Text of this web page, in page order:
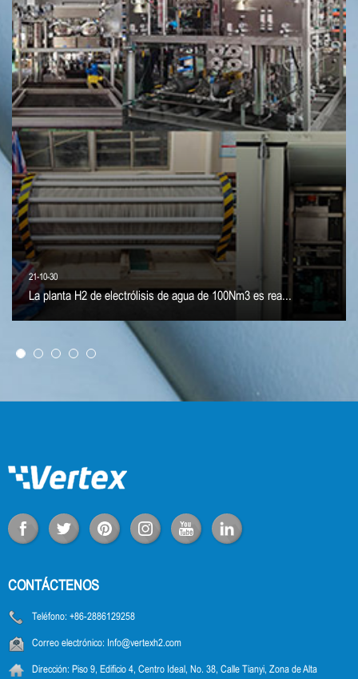
21-10-30
La planta H2 de electrólisis de agua de 100Nm3 es rea...
CONTÁCTENOS
Teléfono: +86-2886129258
Correo electrónico: Info@vertexh2.com
Dirección: Piso 9, Edificio 4, Centro Ideal, No. 38, Calle Tianyi, Zona de Alta